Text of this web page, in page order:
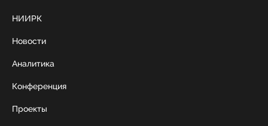
НИИРК
Новости
Аналитика
Конференция
Проекты